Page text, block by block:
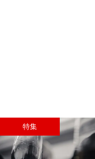
特集